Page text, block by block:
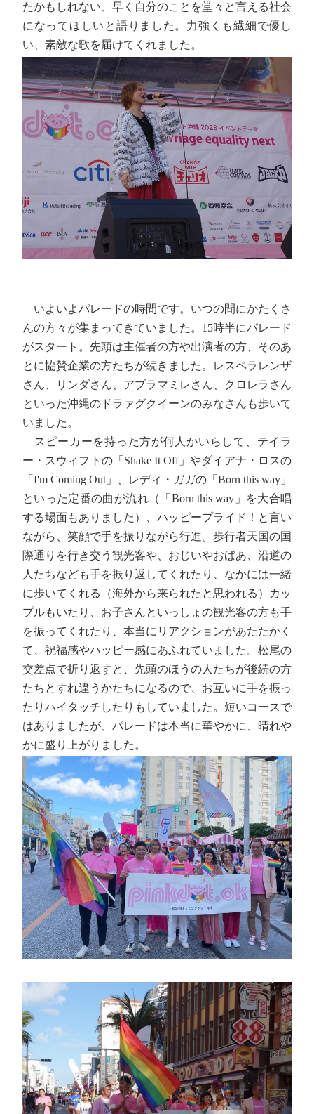
たかもしれない、早く自分のことを堂々と言える社会
になってほしいと語りました。力強くも繊細で優し
い、素敵な歌を届けてくれました。
いよいよパレードの時間です。いつの間にかたくさ
んの方々が集まってきていました。15時半にパレード
がスタート。先頭は主催者の方や出演者の方、そのあ
とに協賛企業の方たちが続きました。レスペラレンザ
さん、リンダさん、アブラマミレさん、クロレラさん
といった沖縄のドラァグクイーンのみなさんも歩いて
いました。
スピーカーを持った方が何人かいらして、テイラ
ー・スウィフトの「Shake It Off」やダイアナ・ロスの
「I'm Coming Out」、レディ・ガガの「Born this way」
といった定番の曲が流れ（「Born this way」を大合唱
する場面もありました）、ハッピープライド！と言い
ながら、笑顔で手を振りながら行進。歩行者天国の国
際通りを行き交う観光客や、おじいやおばあ、沿道の
人たちなども手を振り返してくれたり、なかには一緒
に歩いてくれる（海外から来られたと思われる）カッ
プルもいたり、お子さんといっしょの観光客の方も手
を振ってくれたり、本当にリアクションがあたたかく
て、祝福感やハッピー感にあふれていました。松尾の
交差点で折り返すと、先頭のほうの人たちが後続の方
たちとすれ違うかたちになるので、お互いに手を振っ
たりハイタッチしたりもしていました。短いコースで
はありましたが、パレードは本当に華やかに、晴れや
かに盛り上がりました。